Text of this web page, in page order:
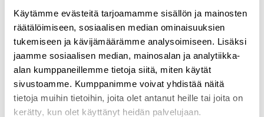
Käytämme evästeitä tarjoamamme sisällön ja mainosten
räätälöimiseen, sosiaalisen median ominaisuuksien
tukemiseen ja kävijämäärämme analysoimiseen. Lisäksi
jaamme sosiaalisen median, mainosalan ja analytiikka-
alan kumppaneillemme tietoja siitä, miten käytät
sivustoamme. Kumppanimme voivat yhdistää näitä
tietoja muihin tietoihin, joita olet antanut heille tai joita on
kerätty, kun olet käyttänyt heidän palvelujaan.
Joonaksen ammatillinen intohimo on tehdä tekoälystä
konkreettinen työkalu — niin rekrytoijille kuin hakijoille — joka
tuottaa aitoa arvoa ihmisille ja organisaatioille. Siksi Joonas julkaisi
myös ensimmäisenä Suomessa ohjeet siitä miten tekoälyä
kannattaa käyttää työnhaussa.